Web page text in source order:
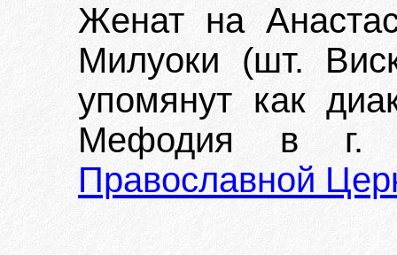
Женат на
Милуоки (шт.
упомянут как
Мефодия в г.
Православной